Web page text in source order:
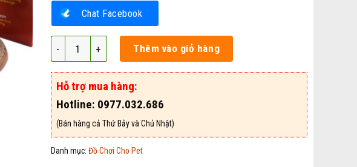
Chat Facebook
Đồ Chơi Gãi Dành Cho Mèo - Mã DCCM148 số lượng
Thêm vào giỏ hàng
Hỗ trợ mua hàng:
Hotline: 0977.032.686
(Bán hàng cả Thứ Bảy và Chủ Nhật)
Danh mục: Đồ Chơi Cho Pet